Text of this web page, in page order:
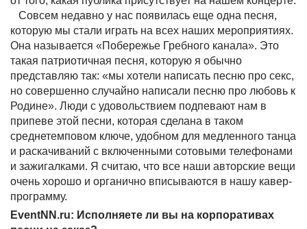
Совсем недавно у нас появилась еще одна песня,
которую мы стали играть на всех наших мероприятиях.
Она называется «Побережье Гребного канала». Это
такая патриотичная песня, которую я обычно
представляю так: «мы хотели написать песню про секс,
но совершенно случайно написали песню про любовь к
Родине». Люди с удовольствием подпевают нам в
припеве этой песни, которая сделана в таком
среднетемповом ключе, удобном для медленного танца
и раскачиваний с включенными сотовыми телефонами
и зажигалками. Я считаю, что все наши авторские вещи
очень хорошо и органично вписываются в нашу кавер-
программу.
EventNN.ru: Исполняете ли вы на корпоративах